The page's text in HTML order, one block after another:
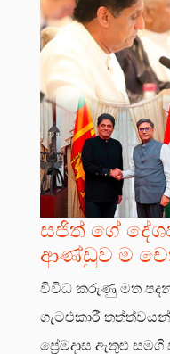
සජිත් ගේ
ආණ්ඩුව ම
විවිධ කරුණු මත
ගැටළුකාරී
ප්‍රේමදාස ඇතුළු